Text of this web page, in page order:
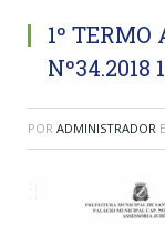
1º TERMO
Nº34.2018
POR ADMINISTRADOR